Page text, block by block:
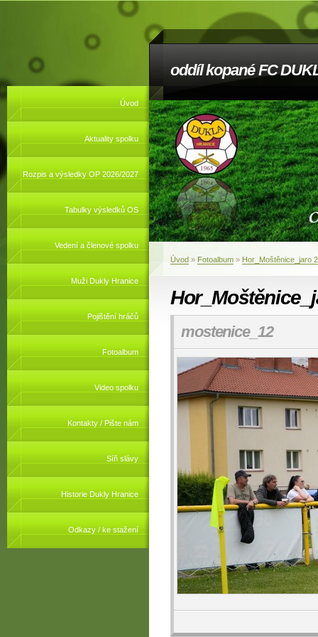
oddíl kopané FC
Úvod
Aktuality spolku
Rozpis a výsledky OP 2026/2027
Tabulky výsledků OS
Vedení a členové spolku
Muži Dukly Hranice
Pojištění hráčů
Fotoalbum
Video spolku
Kontakty / Pište nám
Síň slávy
Historie Dukly Hranice
Odkazy / ke stažení
Úvod » Fotoalbum » Hor_Moštěnice_jaro
mostenice_12